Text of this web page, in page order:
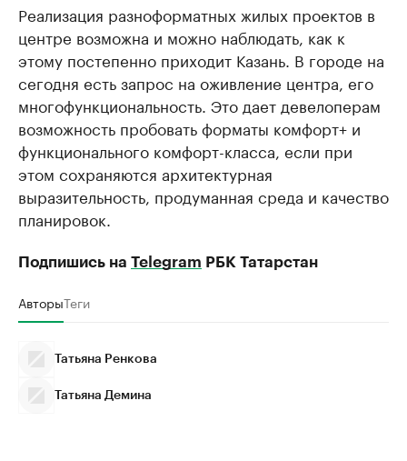
Реализация разноформатных жилых проектов в
центре возможна и можно наблюдать, как к
этому постепенно приходит Казань. В городе на
сегодня есть запрос на оживление центра, его
многофункциональность. Это дает девелоперам
возможность пробовать форматы комфорт+ и
функционального комфорт-класса, если при
этом сохраняются архитектурная
выразительность, продуманная среда и качество
планировок.
Подпишись на Telegram РБК Татарстан
АвторыТеги
Татьяна Ренкова
Татьяна Демина